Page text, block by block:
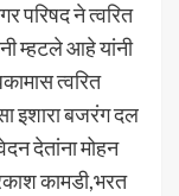
परिषद ने त्वरित
म्हटले आहे यांनी
त्वरित
इशारा बजरंग दल
देतांना मोहन
कामडी,भरत